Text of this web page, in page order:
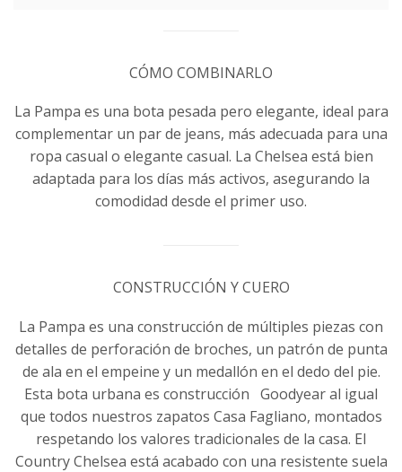
CÓMO COMBINARLO
La Pampa es una bota pesada pero elegante, ideal para
complementar un par de jeans, más adecuada para una
ropa casual o elegante casual. La Chelsea está bien
adaptada para los días más activos, asegurando la
comodidad desde el primer uso.
CONSTRUCCIÓN Y CUERO
La Pampa es una construcción de múltiples piezas con
detalles de perforación de broches, un patrón de punta
de ala en el empeine y un medallón en el dedo del pie.
Esta bota urbana es construcción Goodyear al igual
que todos nuestros zapatos Casa Fagliano, montados
respetando los valores tradicionales de la casa. El
Country Chelsea está acabado con una resistente suela